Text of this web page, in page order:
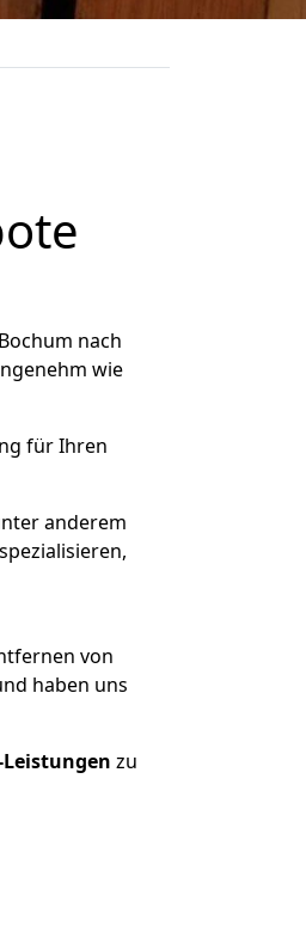
nach
wie
für Ihren
anderem
von
haben uns
Leistungen zu